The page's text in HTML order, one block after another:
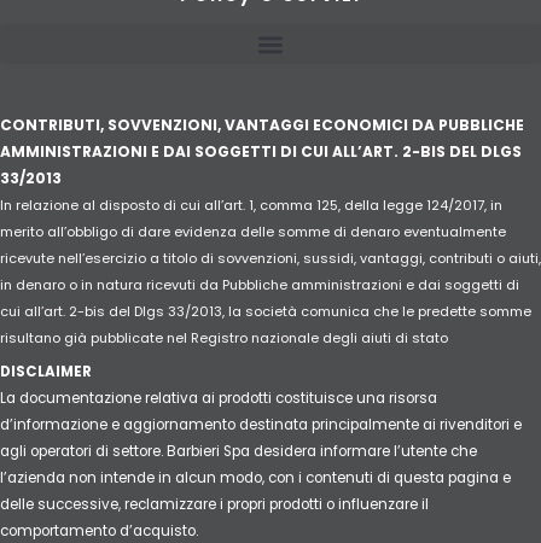
CONTRIBUTI, SOVVENZIONI, VANTAGGI ECONOMICI DA PUBBLICHE
AMMINISTRAZIONI E DAI SOGGETTI DI CUI ALL’ART. 2-BIS DEL DLGS
33/2013
In relazione al disposto di cui all’art. 1, comma 125, della legge 124/2017, in
merito all’obbligo di dare evidenza delle somme di denaro eventualmente
ricevute nell’esercizio a titolo di sovvenzioni, sussidi, vantaggi, contributi o aiuti,
in denaro o in natura ricevuti da Pubbliche amministrazioni e dai soggetti di
cui all’art. 2-bis del Dlgs 33/2013, la società comunica che le predette somme
risultano già pubblicate nel Registro nazionale degli aiuti di stato
DISCLAIMER
La documentazione relativa ai prodotti costituisce una risorsa
d’informazione e aggiornamento destinata principalmente ai rivenditori e
agli operatori di settore. Barbieri Spa desidera informare l’utente che
l’azienda non intende in alcun modo, con i contenuti di questa pagina e
delle successive, reclamizzare i propri prodotti o influenzare il
comportamento d’acquisto.